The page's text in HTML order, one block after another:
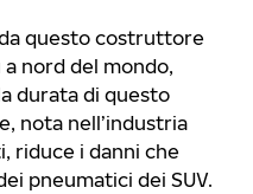
questo costruttore
nord del mondo,
durata di questo
nota nell’industria
riduce i danni che
pneumatici dei SUV.